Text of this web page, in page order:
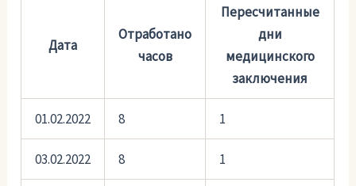
Дата
Отработано
часов
Пересчитанные
дни
медицинского
заключения
01.02.2022 8 1
03.02.2022 8 1